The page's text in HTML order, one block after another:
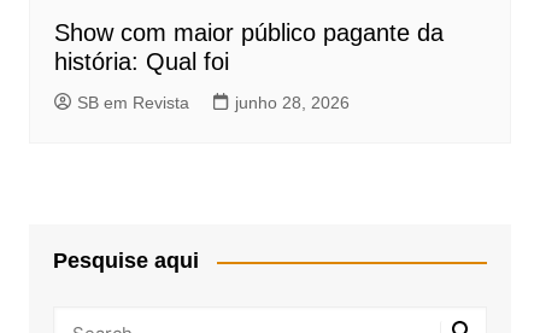
Show com maior público pagante da
história: Qual foi
SB em Revista junho 28, 2026
Pesquise aqui